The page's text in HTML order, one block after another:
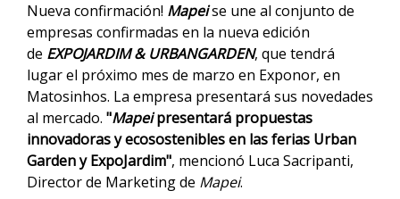
Nueva confirmación! Mapeise une al conjunto de
empresas confirmadas en la nueva edición
de EXPOJARDIM & URBANGARDEN, que tendrá
lugar el próximo mes de marzo en Exponor, en
Matosinhos. La empresa presentará sus novedades
al mercado. "Mapeipresentará propuestas
innovadoras y ecosostenibles en las ferias Urban
Garden y ExpoJardim", mencionó Luca Sacripanti,
Director de Marketing de Mapei.